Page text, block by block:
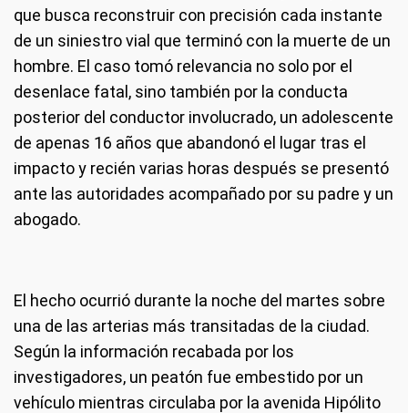
que busca reconstruir con precisión cada instante
de un siniestro vial que terminó con la muerte de un
hombre. El caso tomó relevancia no solo por el
desenlace fatal, sino también por la conducta
posterior del conductor involucrado, un adolescente
de apenas 16 años que abandonó el lugar tras el
impacto y recién varias horas después se presentó
ante las autoridades acompañado por su padre y un
abogado.
El hecho ocurrió durante la noche del martes sobre
una de las arterias más transitadas de la ciudad.
Según la información recabada por los
investigadores, un peatón fue embestido por un
vehículo mientras circulaba por la avenida Hipólito